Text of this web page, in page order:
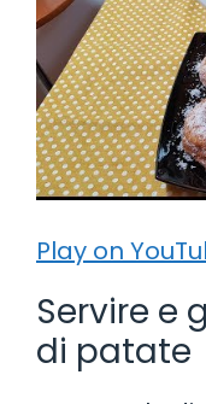
Play on
Servire e
di patate